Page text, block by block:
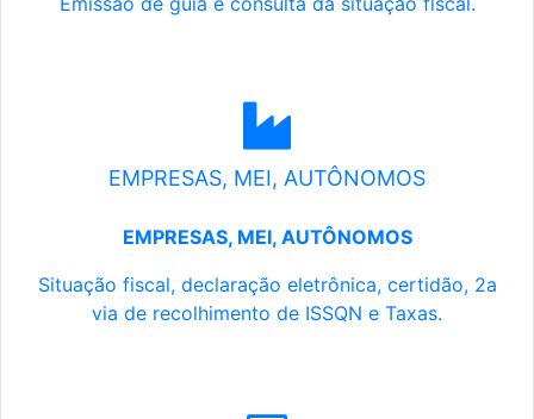
EMPRESAS, MEI, AUTÔNOMOS
EMPRESAS, MEI, AUTÔNOMOS
Situação fiscal, declaração eletrônica, certidão, 2a
via de recolhimento de ISSQN e Taxas.